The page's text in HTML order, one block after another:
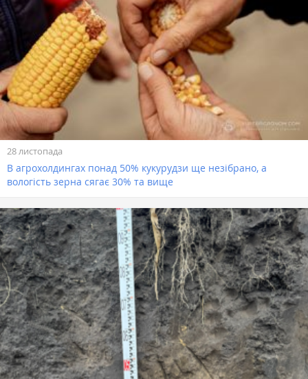
28 листопада
В агрохолдингах понад 50% кукурудзи ще незібрано, а
вологість зерна сягає 30% та вище